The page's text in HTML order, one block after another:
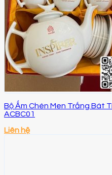
Bộ Ấm Chén Men Trắng Bát
ACBC01
Liên hệ